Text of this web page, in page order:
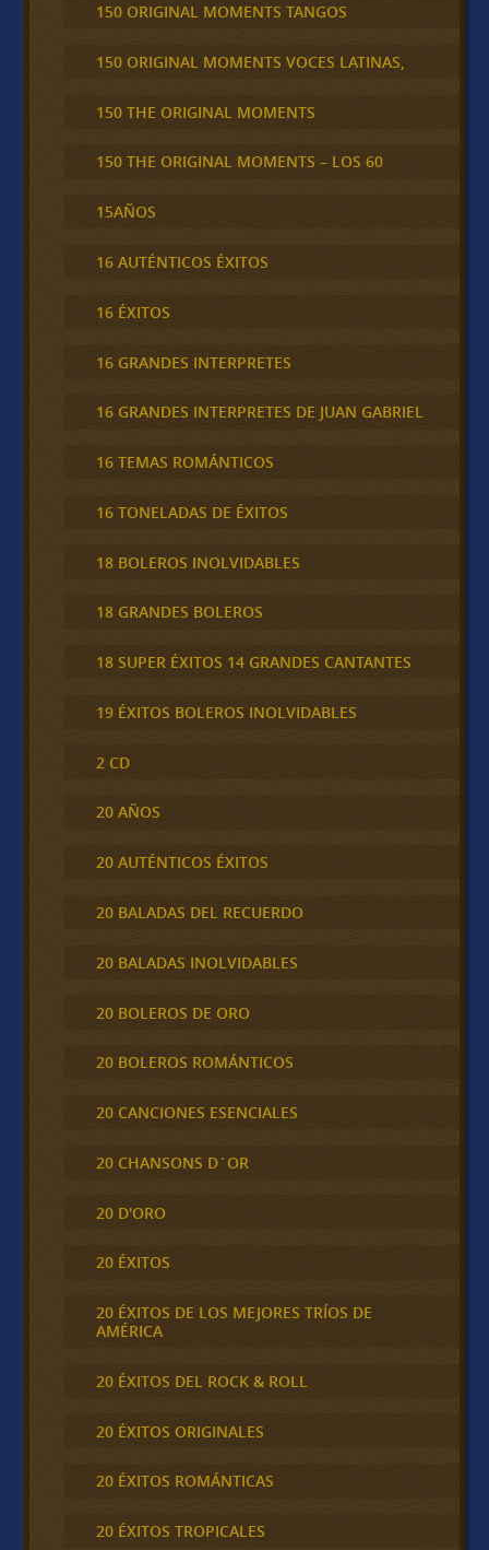
150 ORIGINAL MOMENTS TANGOS
150 ORIGINAL MOMENTS VOCES LATINAS,
150 THE ORIGINAL MOMENTS
150 THE ORIGINAL MOMENTS – LOS 60
15AÑOS
16 AUTÉNTICOS ÉXITOS
16 ÉXITOS
16 GRANDES INTERPRETES
16 GRANDES INTERPRETES DE JUAN GABRIEL
16 TEMAS ROMÁNTICOS
16 TONELADAS DE ÉXITOS
18 BOLEROS INOLVIDABLES
18 GRANDES BOLEROS
18 SUPER ÉXITOS 14 GRANDES CANTANTES
19 ÉXITOS BOLEROS INOLVIDABLES
2 CD
20 AÑOS
20 AUTÉNTICOS ÉXITOS
20 BALADAS DEL RECUERDO
20 BALADAS INOLVIDABLES
20 BOLEROS DE ORO
20 BOLEROS ROMÁNTICOS
20 CANCIONES ESENCIALES
20 CHANSONS D´OR
20 D'ORO
20 ÉXITOS
20 ÉXITOS DE LOS MEJORES TRÍOS DE
AMÉRICA
20 ÉXITOS DEL ROCK & ROLL
20 ÉXITOS ORIGINALES
20 ÉXITOS ROMÁNTICAS
20 ÉXITOS TROPICALES